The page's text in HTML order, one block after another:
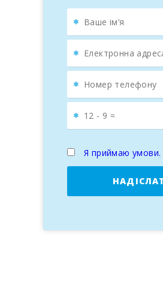
Я приймаю умови.